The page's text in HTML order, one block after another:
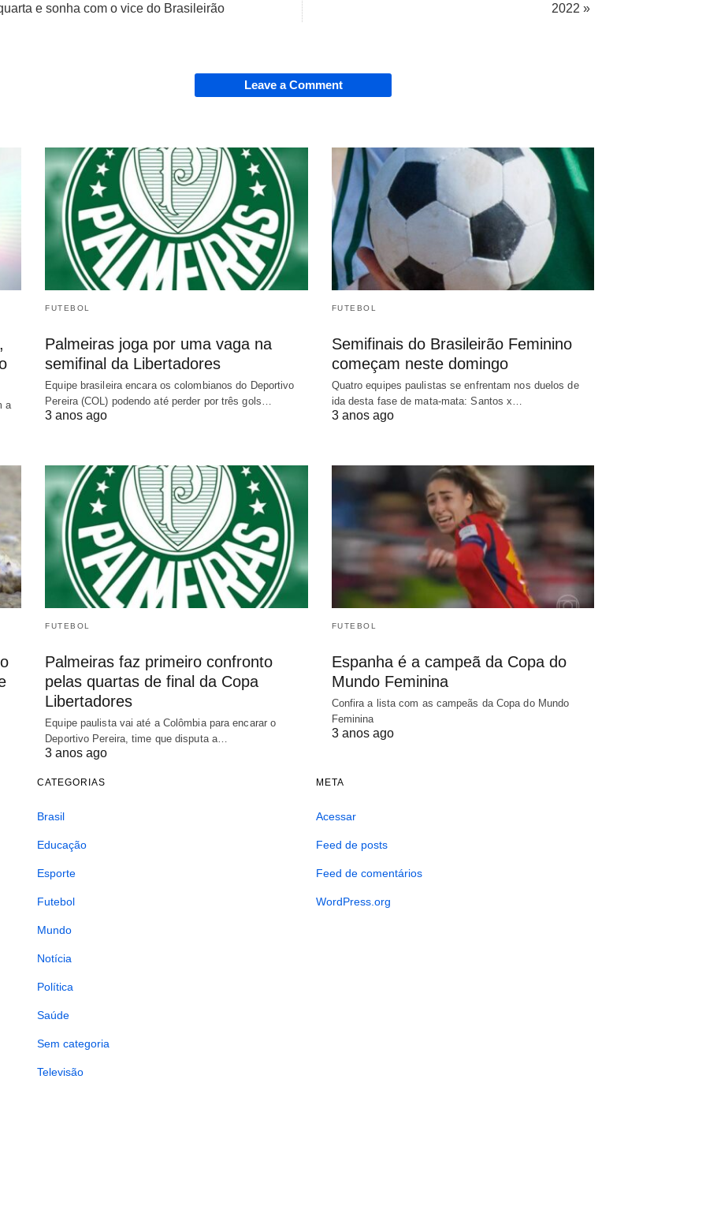
2022 »
e sonha com o vice do Brasileirão
Leave a Comment
a
FUTEBOL
Palmeiras joga por uma vaga na
semifinal da Libertadores
Equipe brasileira encara os colombianos do Deportivo
Pereira (COL) podendo até perder por três gols…
3 anos ago
FUTEBOL
Semifinais do Brasileirão Feminino
começam neste domingo
Quatro equipes paulistas se enfrentam nos duelos de
ida desta fase de mata-mata: Santos x…
3 anos ago
FUTEBOL
Palmeiras faz primeiro confronto
pelas quartas de final da Copa
Libertadores
Equipe paulista vai até a Colômbia para encarar o
Deportivo Pereira, time que disputa a…
3 anos ago
FUTEBOL
Espanha é a campeã da Copa do
Mundo Feminina
Confira a lista com as campeãs da Copa do Mundo
Feminina
3 anos ago
CATEGORIAS
Brasil
Educação
Esporte
Futebol
Mundo
Notícia
Política
Saúde
Sem categoria
Televisão
META
Acessar
Feed de posts
Feed de comentários
WordPress.org